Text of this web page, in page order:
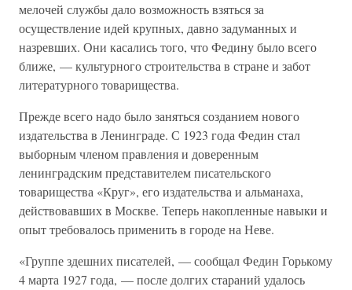
мелочей службы дало возможность взяться за
осуществление идей крупных, давно задуманных и
назревших. Они касались того, что Федину было всего
ближе, — культурного строительства в стране и забот
литературного товарищества.
Прежде всего надо было заняться созданием нового
издательства в Ленинграде. С 1923 года Федин стал
выборным членом правления и доверенным
ленинградским представителем писательского
товарищества «Круг», его издательства и альманаха,
действовавших в Москве. Теперь накопленные навыки и
опыт требовалось применить в городе на Неве.
«Группе здешних писателей, — сообщал Федин Горькому
4 марта 1927 года, — после долгих стараний удалось